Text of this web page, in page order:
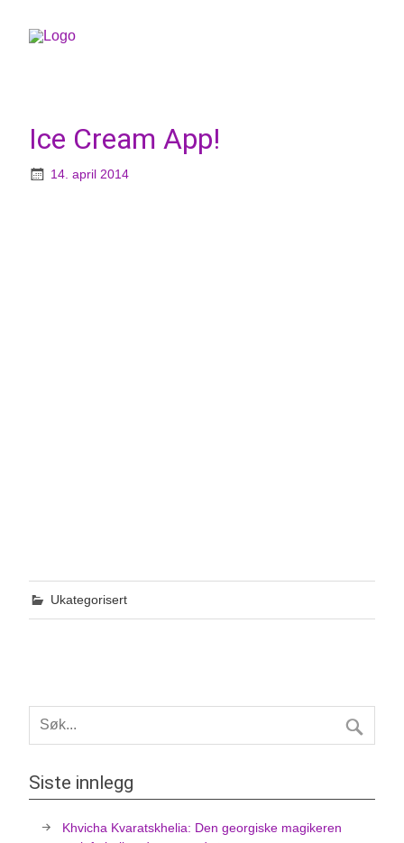
Ice Cream App!
14. april 2014
Ukategorisert
Siste innlegg
Khvicha Kvaratskhelia: Den georgiske magikeren